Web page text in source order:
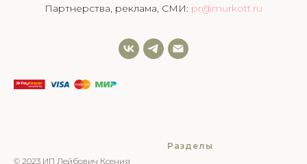
Партнерства, реклама, СМИ: pr@murkott.ru
© 2023 ИП Лейбович Ксения
Разделы